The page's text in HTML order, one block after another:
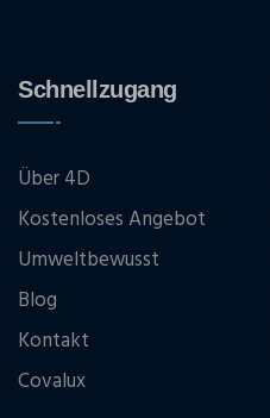
Schnellzugang
Über 4D
Kostenloses Angebot
Umweltbewusst
Blog
Kontakt
Covalux